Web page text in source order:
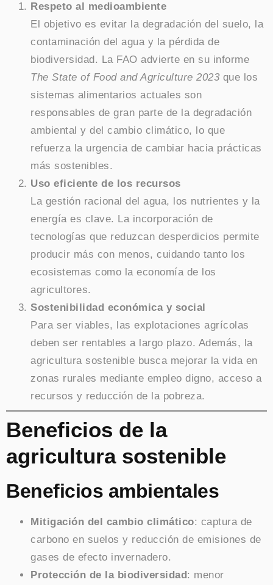
Respeto al medioambiente
El objetivo es evitar la degradación del suelo, la
contaminación del agua y la pérdida de
biodiversidad. La FAO advierte en su informe
The State of Food and Agriculture 2023que los
sistemas alimentarios actuales son
responsables de gran parte de la degradación
ambiental y del cambio climático, lo que
refuerza la urgencia de cambiar hacia prácticas
más sostenibles.
Uso eficiente de los recursos
La gestión racional del agua, los nutrientes y la
energía es clave. La incorporación de
tecnologías que reduzcan desperdicios permite
producir más con menos, cuidando tanto los
ecosistemas como la economía de los
agricultores.
Sostenibilidad económica y social
Para ser viables, las explotaciones agrícolas
deben ser rentables a largo plazo. Además, la
agricultura sostenible busca mejorar la vida en
zonas rurales mediante empleo digno, acceso a
recursos y reducción de la pobreza.
Beneficios de la
agricultura sostenible
Beneficios ambientales
Mitigación del cambio climático: captura de
carbono en suelos y reducción de emisiones de
gases de efecto invernadero.
Protección de la biodiversidad: menor